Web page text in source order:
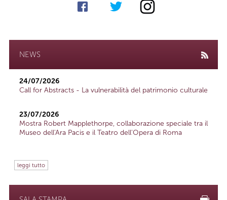
NEWS
24/07/2026
Call for Abstracts - La vulnerabilità del patrimonio culturale
23/07/2026
Mostra Robert Mapplethorpe, collaborazione speciale tra il
Museo dell'Ara Pacis e il Teatro dell'Opera di Roma
leggi tutto